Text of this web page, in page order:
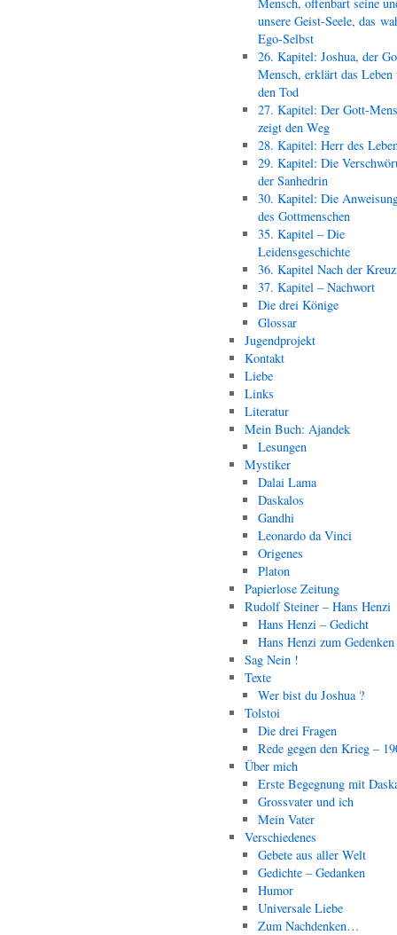
unsere Geist-Seele, das
Ego-Selbst
26. Kapitel: Joshua, der
Mensch, erklärt das Leben
den Tod
27. Kapitel: Der Gott-
zeigt den Weg
28. Kapitel: Herr des
29. Kapitel: Die
der Sanhedrin
30. Kapitel: Die
des Gottmenschen
35. Kapitel – Die
Leidensgeschichte
36. Kapitel Nach der
37. Kapitel – Nachwort
Die drei Könige
Glossar
Jugendprojekt
Kontakt
Liebe
Links
Literatur
Mein Buch: Ajandek
Lesungen
Mystiker
Dalai Lama
Daskalos
Gandhi
Leonardo da Vinci
Origenes
Platon
Papierlose Zeitung
Rudolf Steiner – Hans Henzi
Hans Henzi – Gedicht
Hans Henzi zum Gedenken
Sag Nein !
Texte
Wer bist du Joshua ?
Tolstoi
Die drei Fragen
Rede gegen den Krieg –
Über mich
Erste Begegnung mit
Grossvater und ich
Mein Vater
Verschiedenes
Gebete aus aller Welt
Gedichte – Gedanken
Humor
Universale Liebe
Zum Nachdenken…